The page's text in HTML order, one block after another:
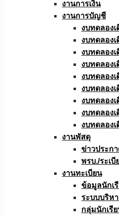
งานการเงิน
งานการบัญชี
งบทดลอง
งบทดลอง
งบทดลอง
งบทดลอง
งบทดลอง
งบทดลอง
งบทดลอง
งบทดลอง
งบทดลอง
งานพัสดุ
ข่าวประก
พรบ./ระเ
งานทะเบียน
ข้อมูลนักเ
ระบบบริห
กลุ่มนักเรี